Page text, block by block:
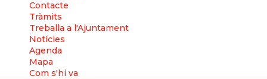
Contacte
Tràmits
Treballa a l'Ajuntament
Notícies
Agenda
Mapa
Com s'hi va